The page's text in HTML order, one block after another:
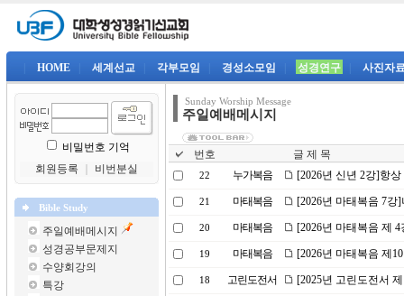
HOME 세계선교 각부모임 경성소모임 성경연구 사진자
비밀번호 기억
회원등록
비번분실
Bible Study
주일예배메시지
성경공부문제지
수양회강의
특강
Sunday Worship Message
주일예배메시지
번호 글 제 목
22 누가복음 [2026년 신년 2강]항
21 마태복음 [2026년 마태복음 7강
20 마태복음 [2026년 마태복음 제
19 마태복음 [2026년 마태복음 제
18 고린도전서 [2025년 고린도전서